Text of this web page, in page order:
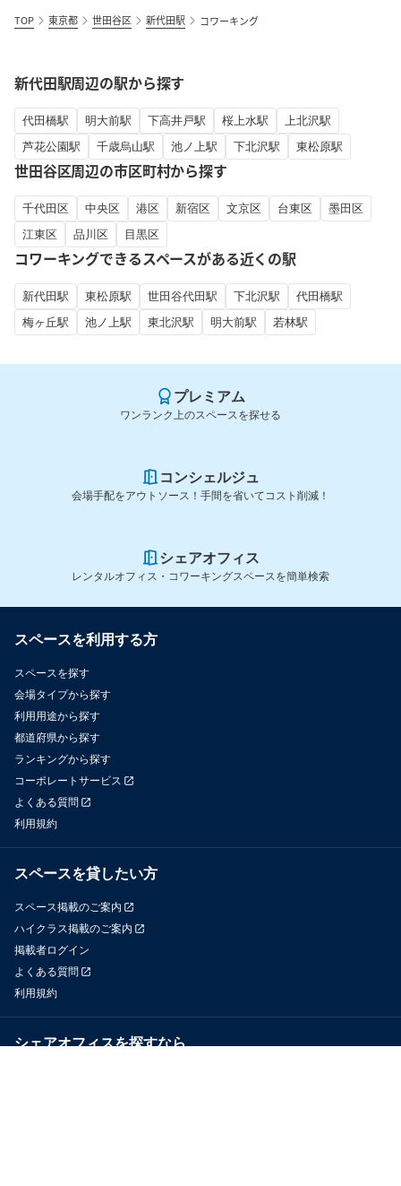
TOP 東京都 世田谷区 新代田駅 コワーキング
新代田駅周辺の駅から探す
代田橋駅 明大前駅 下高井戸駅 桜上水駅
上北沢駅
芦花公園駅
千歳烏山駅 池ノ上駅 下北沢駅 東松原駅
世田谷区周辺の市区町村から探す
千代田区 中央区 港区 新宿区 文京区 台東区
墨田区
江東区
品川区 目黒区
コワーキングできるスペースがある近くの駅
新代田駅 東松原駅 世田谷代田駅 下北沢駅
代田橋駅
梅ヶ丘駅
池ノ上駅 東北沢駅 明大前駅 若林駅
プレミアム
ワンランク上のスペースを探せる
コンシェルジュ
会場手配をアウトソース！手間を省いてコスト削減！
シェアオフィス
レンタルオフィス・コワーキングスペースを簡単検索
スペースを利用する方
スペースを探す
会場タイプから探す
利用用途から探す
都道府県から探す
ランキングから探す
コーポレートサービス
よくある質問
利用規約
スペースを貸したい方
スペース掲載のご案内
ハイクラス掲載のご案内
掲載者ログイン
よくある質問
利用規約
シェアオフィスを探すなら